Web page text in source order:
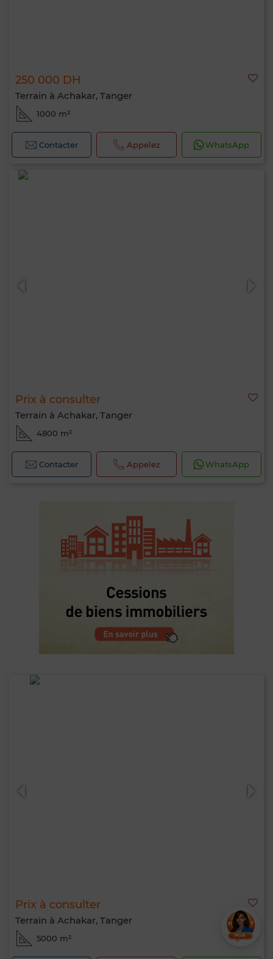
250 000 DH
Terrain à Achakar, Tanger
1000 m²
Contacter Appelez WhatsApp
Prix à consulter
Terrain à Achakar, Tanger
4800 m²
Contacter Appelez WhatsApp
Prix à consulter
Terrain à Achakar, Tanger
5000 m²
0 / 500